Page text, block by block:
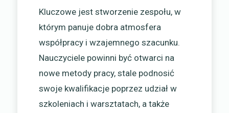
Kluczowe jest stworzenie zespołu, w
którym panuje dobra atmosfera
współpracy i wzajemnego szacunku.
Nauczyciele powinni być otwarci na
nowe metody pracy, stale podnosić
swoje kwalifikacje poprzez udział w
szkoleniach i warsztatach, a także